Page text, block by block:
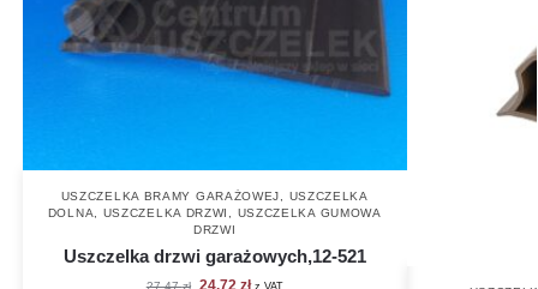
USZCZELKA BRAMY GARAŻOWEJ
USZCZELKA
DOLNA
USZCZELKA DRZWI
USZCZELKA GUMOWA
DRZWI
Uszczelka drzwi garażowych,12-521
27.47zł 24.72 zł z VAT